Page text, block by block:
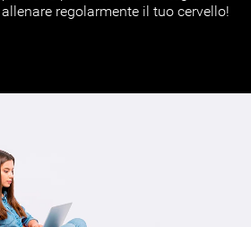
regolarmente il tuo cervello!